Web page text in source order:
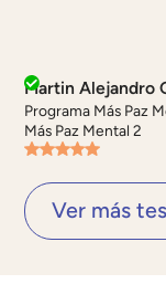
Martin Alejandro
Programa Más Paz
Más Paz Mental 2
Ver más